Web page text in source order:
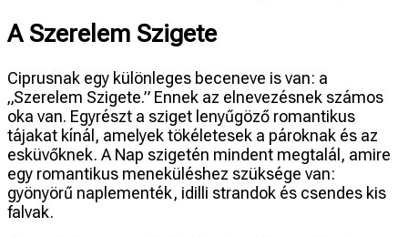
A Szerelem Szigete
Ciprusnak egy különleges beceneve is van: a
„Szerelem Szigete.” Ennek az elnevezésnek számos
oka van. Egyrészt a sziget lenyűgöző romantikus
tájakat kínál, amelyek tökéletesek a pároknak és az
esküvőknek. A Nap szigetén mindent megtalál, amire
egy romantikus meneküléshez szüksége van:
gyönyörű naplementék, idilli strandok és csendes kis
falvak.